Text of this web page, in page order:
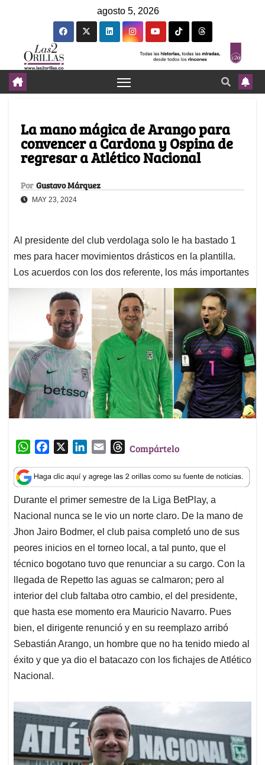
agosto 5, 2026
La mano mágica de Arango para
convencer a Cardona y Ospina de
regresar a Atlético Nacional
Por Gustavo Márquez
MAY 23, 2024
Al presidente del club verdolaga solo le ha bastado 1
mes para hacer movimientos drásticos en la plantilla.
Los acuerdos con los dos referente, los más importantes
W
a
t
s
A
p
p
c
e
b
o
o
k
n
k
e
d
I
n
a
i
l
T
r
e
a
d
s
Compártelo
Durante el primer semestre de la Liga BetPlay, a
Nacional nunca se le vio un norte claro. De la mano de
Jhon Jairo Bodmer, el club paisa completó uno de sus
peores inicios en el torneo local, a tal punto, que el
técnico bogotano tuvo que renunciar a su cargo. Con la
llegada de Repetto las aguas se calmaron; pero al
interior del club faltaba otro cambio, el del presidente,
que hasta ese momento era Mauricio Navarro. Pues
bien, el dirigente renunció y en su reemplazo arribó
Sebastián Arango, un hombre que no ha tenido miedo al
éxito y que ya dio el batacazo con los fichajes de Atlético
Nacional.